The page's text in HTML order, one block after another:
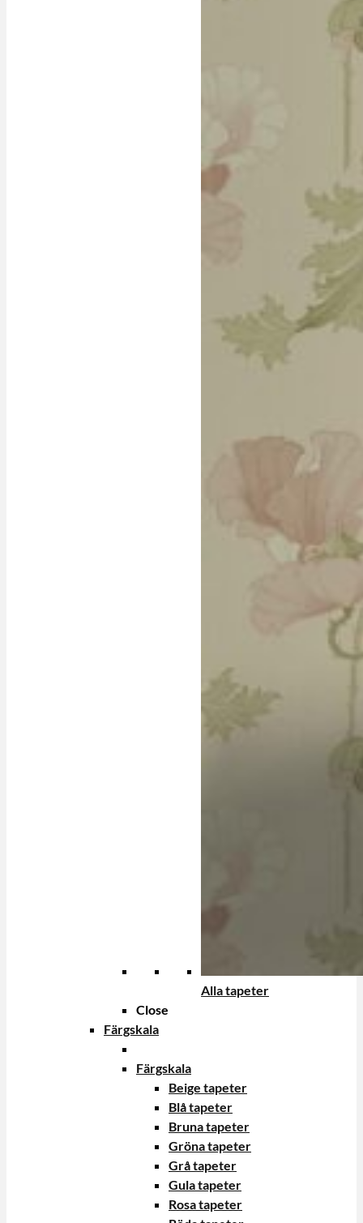
Alla tapeter
Close
Färgskala
Färgskala
Beige tapeter
Blå tapeter
Bruna tapeter
Gröna tapeter
Grå tapeter
Gula tapeter
Rosa tapeter